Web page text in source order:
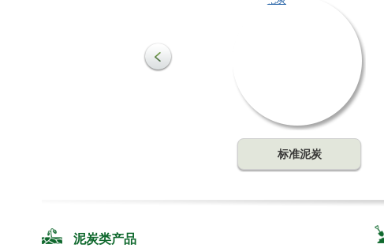
泥炭可用作培养基质的生产原料，满足农业和园艺的需要。有机
质是土壤中最重要的组成部分，可起到改善土壤结构的作用，是
一种促进作物生长的主要成分。可为植物的根部带来理想的气水
标准泥炭
泥炭类产品